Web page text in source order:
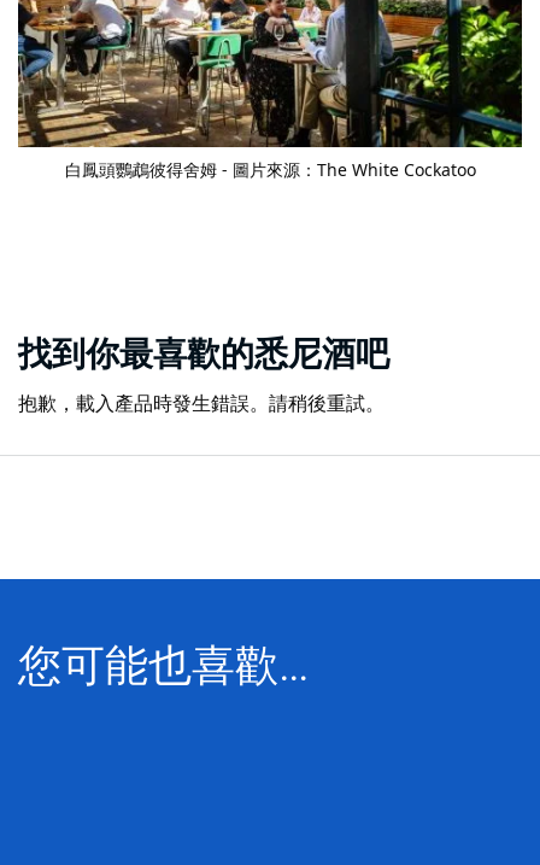
白鳳頭鸚鵡彼得舍姆 - 圖片來源：The White Cockatoo
找到你最喜歡的悉尼酒吧
抱歉，載入產品時發生錯誤。請稍後重試。
您可能也喜歡…